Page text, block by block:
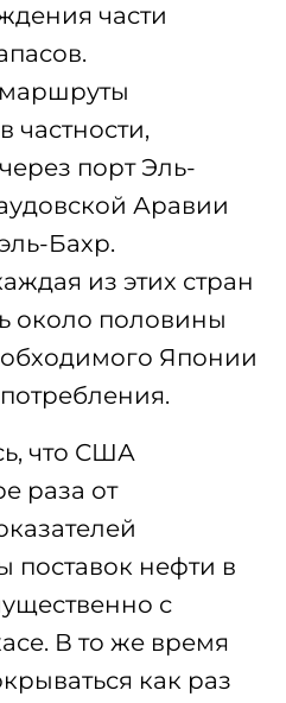
части
частности,
порт Эль-
Аравии
Бахр.
из этих стран
около половины
Японии
что США
раза от
поставок нефти в
с
В то же время
как раз